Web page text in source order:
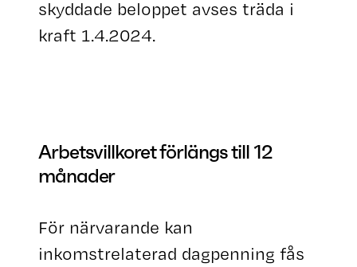
skyddade beloppet avses träda i
kraft 1.4.2024.
Arbetsvillkoret förlängs till 12
månader
För närvarande kan
inkomstrelaterad dagpenning fås